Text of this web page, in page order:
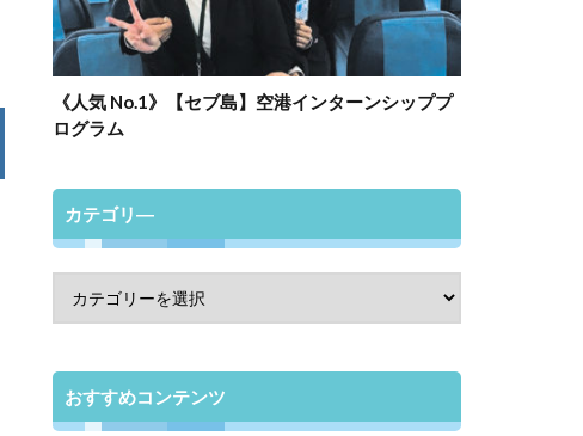
《人気 No.1》【セブ島】空港インターンシッププ
ログラム
カテゴリ―
おすすめコンテンツ